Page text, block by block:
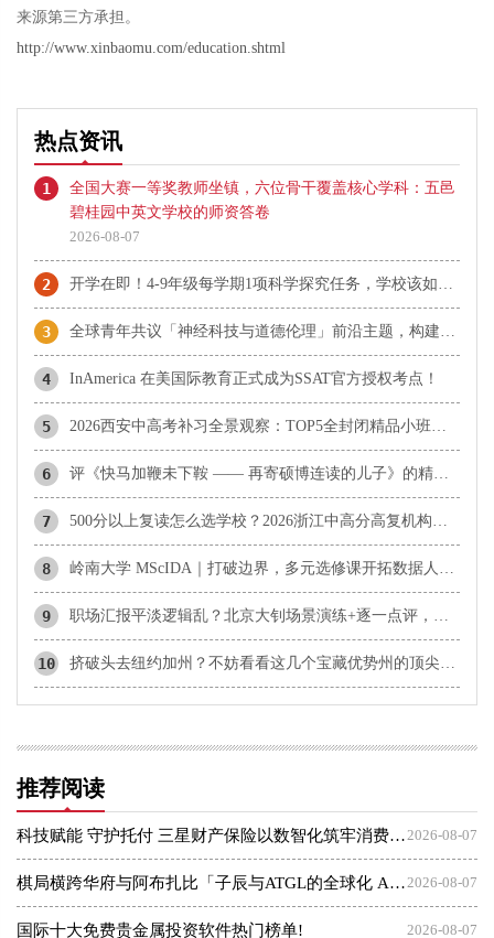
来源第三方承担。
http://www.xinbaomu.com/education.shtml
热点资讯
1
全国大赛一等奖教师坐镇，六位骨干覆盖核心学科：五邑
碧桂园中英文学校的师资答卷
2026-08-07
2 开学在即！4-9年级每学期1项科学探究任务，学校该如何快速落地执行？
3 全球青年共议「神经科技与道德伦理」前沿主题，构建科创向善未来
4 InAmerica 在美国际教育正式成为SSAT官方授权考点！
5 2026西安中高考补习全景观察：TOP5全封闭精品小班赛道学校推荐
6 评《快马加鞭未下鞍 —— 再寄硕博连读的儿子》的精神内核
7 500分以上复读怎么选学校？2026浙江中高分高复机构解析
8 岭南大学 MScIDA｜打破边界，多元选修课开拓数据人才无限前路
9 职场汇报平淡逻辑乱？北京大钊场景演练+逐一点评，助你快速组织思路
10 挤破头去纽约加州？不妨看看这几个宝藏优势州的顶尖私校吧！
推荐阅读
2026-08-07
科技赋能 守护托付 三星财产保险以数智化筑牢消费者权益保护屏障
2026-08-07
棋局横跨华府与阿布扎比「子辰与ATGL的全球化 AI 资本突围战」
2026-08-07
国际十大免费贵金属投资软件热门榜单!